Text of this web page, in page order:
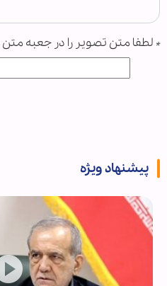
* لطفا متن تصویر را در جعبه متن
پیشنهاد ویژه